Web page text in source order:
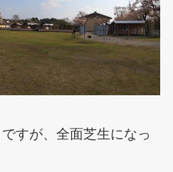
すが、全面芝生になっ